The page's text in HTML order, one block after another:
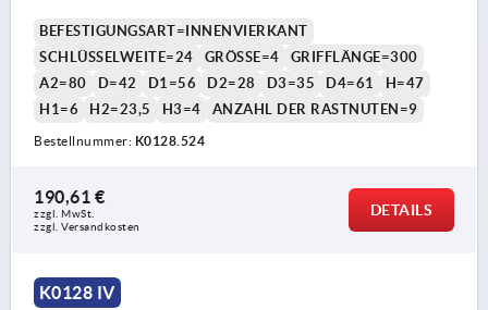
BEFESTIGUNGSART=INNENVIERKANT
SCHLÜSSELWEITE=24
GRÖSSE=4
GRIFFLÄNGE=300
A2=80
D=42 D1=56 D2=28 D3=35 D4=61
H=47
H1=6
H2=23,5 H3=4 ANZAHL DER RASTNUTEN=9
Bestellnummer: K0128.524
190,61 €
zzgl. MwSt.
zzgl. Versandkosten
DETAILS
K0128 IV